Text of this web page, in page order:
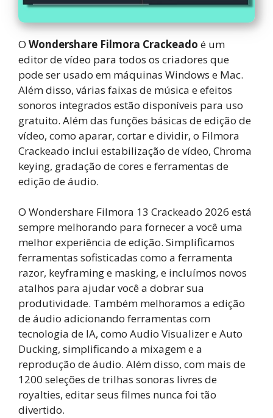
O Wondershare Filmora Crackeado é um
editor de vídeo para todos os criadores que
pode ser usado em máquinas Windows e Mac.
Além disso, várias faixas de música e efeitos
sonoros integrados estão disponíveis para uso
gratuito. Além das funções básicas de edição de
vídeo, como aparar, cortar e dividir, o Filmora
Crackeado inclui estabilização de vídeo, Chroma
keying, gradação de cores e ferramentas de
edição de áudio.
O Wondershare Filmora 13 Crackeado 2026 está
sempre melhorando para fornecer a você uma
melhor experiência de edição. Simplificamos
ferramentas sofisticadas como a ferramenta
razor, keyframing e masking, e incluímos novos
atalhos para ajudar você a dobrar sua
produtividade. Também melhoramos a edição
de áudio adicionando ferramentas com
tecnologia de IA, como Audio Visualizer e Auto
Ducking, simplificando a mixagem e a
reprodução de áudio. Além disso, com mais de
1200 seleções de trilhas sonoras livres de
royalties, editar seus filmes nunca foi tão
divertido.